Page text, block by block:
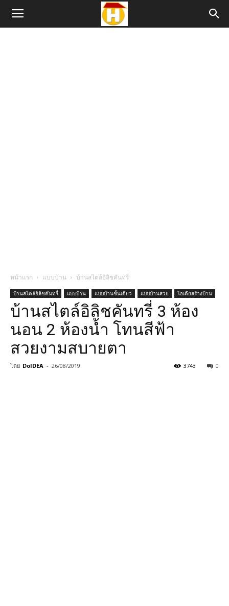
หน้าแรก แบบบ้าน บ้านสไตล์อิลิชคันทรี่
บ้านสไตล์อิลิชคันทรี่ แบบบ้าน แบบบ้านชั้นเดียว แบบบ้านสวย ไอเดียสร้างบ้าน
บ้านสไตล์อิลิชคันทรี่ 3 ห้อง
นอน 2 ห้องน้ำ โทนสีฟ้า
สวยงามสบายตา
โดย DoIDEA - 26/08/2019 0
3743